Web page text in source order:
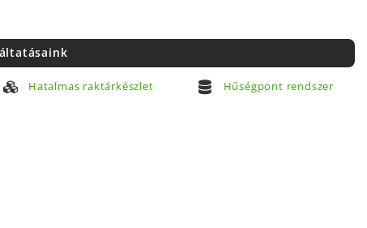
Hatalmas raktárkészlet Hűségpont rendszer